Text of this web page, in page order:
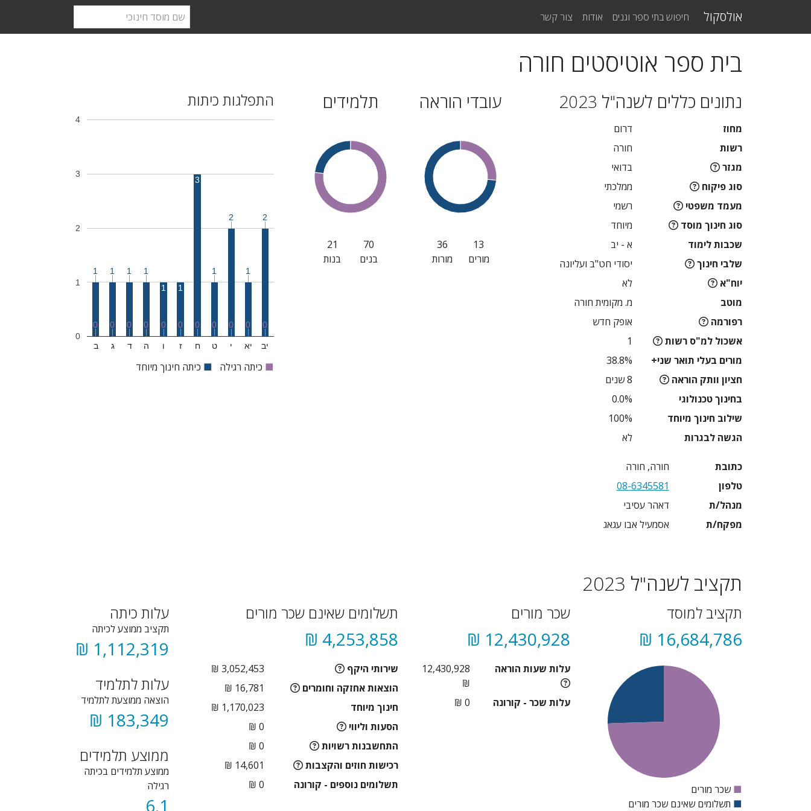
אולסקול חיפוש בתי ספר וגנים אודות צור קשר
בית ספר אוטיסטים חורה
נתונים כללים לשנה"ל 2023
מחוז
דרום
רשות
חורה
מגזר
בדואי
סוג פיקוח
ממלכתי
מעמד משפטי
רשמי
סוג חינוך מוסד
מיוחד
שכבות לימוד
א - יב
שלבי חינוך
יסודי חט"ב ועליונה
יוח"א
לא
מוטב
מ. מקומית חורה
רפורמה
אופק חדש
אשכול למ"ס רשות
1
מורים בעלי תואר שני+
38.8%
חציון וותק הוראה
8 שנים
בחינוך טכנולוגי
0.0%
שילוב חינוך מיוחד
100%
הגשה לבגרות
לא
כתובת
חורה, חורה
טלפון
08-6345581
מנהל/ת
דאהר עסיבי
מפקח/ת
אסמעיל אבו עגאג
עובדי הוראה
13
מורים
36
מורות
תלמידים
70
בנים
21
בנות
התפלגות כיתות
ב ג ד ה ו ז ח ט י יא יב
0
1
2
3
4
0 0 0 0 0 0 0 0 0 0 0
1 1 1
1
1
1
3
1
2
1
2
■ כיתה רגילה ■ כיתה חינוך מיוחד
תקציב לשנה"ל 2023
תקציב למוסד
16,684,786 ₪
■שכר מורים
■ תשלומים שאינם שכר מורים
שכר מורים
12,430,928 ₪
עלות שעות הוראה
12,430,928
₪
עלות שכר - קורונה
0 ₪
תשלומים שאינם שכר מורים
4,253,858 ₪
שירותי היקף
3,052,453 ₪
הוצאות אחזקה וחומרים
16,781 ₪
חינוך מיוחד
1,170,023 ₪
הסעות וליווי
0
₪
התחשבנות רשויות
0
₪
רכישות חוזים והקצבות
14,601 ₪
תשלומים נוספים - קורונה
0 ₪
עלות כיתה
תקציב ממוצע לכיתה
1,112,319 ₪
עלות לתלמיד
הוצאה ממוצעת לתלמיד
183,349 ₪
ממוצע תלמידים
ממוצע תלמידים בכיתה
רגילה
6.1